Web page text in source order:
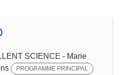
SCIENCE - Marie
PROGRAMME PRINCIPAL